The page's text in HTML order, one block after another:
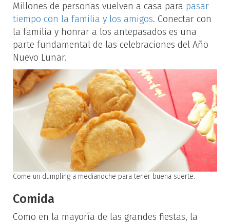
Millones de personas vuelven a casa para pasar
tiempo con la familia y los amigos. Conectar con
la familia y honrar a los antepasados es una
parte fundamental de las celebraciones del Año
Nuevo Lunar.
Come un dumpling a medianoche para tener buena suerte.
Comida
Como en la mayoría de las grandes fiestas, la